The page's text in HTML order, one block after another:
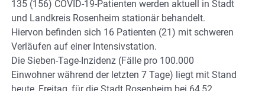
135 (156) COVID-19-Patienten werden aktuell in Stadt
und Landkreis Rosenheim stationär behandelt.
Hiervon befinden sich 16 Patienten (21) mit schweren
Verläufen auf einer Intensivstation.
Die Sieben-Tage-Inzidenz (Fälle pro 100.000
Einwohner während der letzten 7 Tage) liegt mit Stand